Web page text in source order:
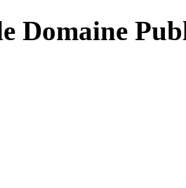
Domaine